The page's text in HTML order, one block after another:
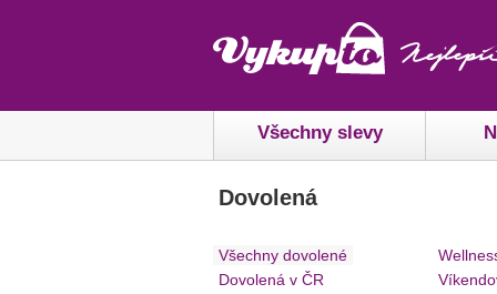
Všechny slevy
Dovolená
Všechny dovolené
Dovolená v ČR